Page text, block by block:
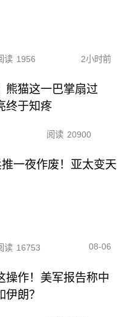
读 1956 2小时前
熊猫这一巴掌扇过
终于知疼
阅读 20900
一夜作废！亚太变天
读 16753 08-06
操作！美军报告称中
伊朗？